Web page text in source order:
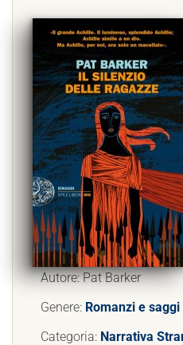
Autore: Pat Barker
Genere: Romanzi e
Categoria: Narrativa